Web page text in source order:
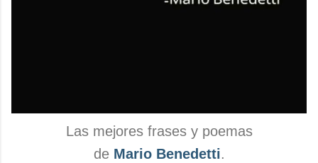
Las mejores frases y poemas
de Mario Benedetti.